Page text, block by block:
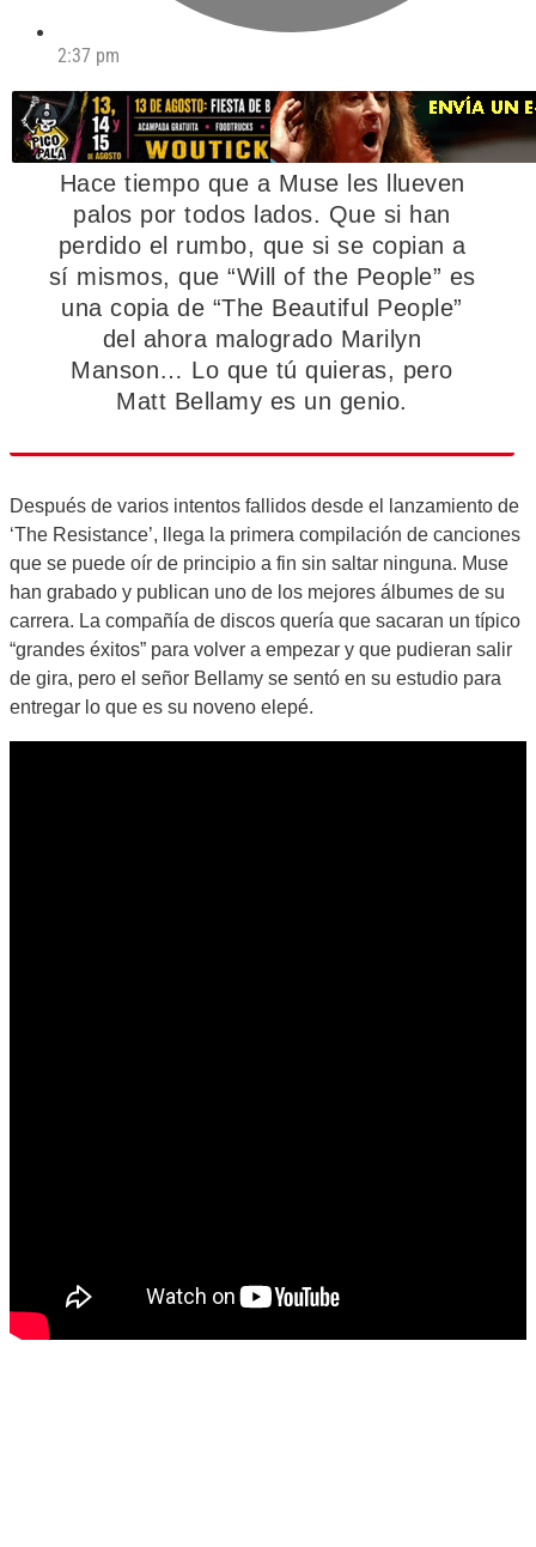
2:37 pm
Hace tiempo que a Muse les llueven
palos por todos lados. Que si han
perdido el rumbo, que si se copian a
sí mismos, que “Will of the People” es
una copia de “The Beautiful People”
del ahora malogrado Marilyn
Manson… Lo que tú quieras, pero
Matt Bellamy es un genio.
Después de varios intentos fallidos desde el lanzamiento de
‘The Resistance’, llega la primera compilación de canciones
que se puede oír de principio a fin sin saltar ninguna. Muse
han grabado y publican uno de los mejores álbumes de su
carrera. La compañía de discos quería que sacaran un típico
“grandes éxitos” para volver a empezar y que pudieran salir
de gira, pero el señor Bellamy se sentó en su estudio para
entregar lo que es su noveno elepé.